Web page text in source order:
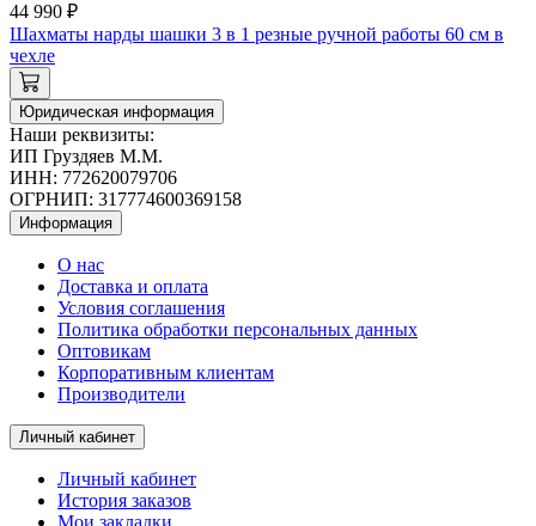
44 990 ₽
Шахматы нарды шашки 3 в 1 резные ручной работы 60 см в
чехле
Юридическая информация
Наши реквизиты:
ИП Груздяев М.М.
ИНН: 772620079706
ОГРНИП: 317774600369158
Информация
О нас
Доставка и оплата
Условия соглашения
Политика обработки персональных данных
Оптовикам
Корпоративным клиентам
Производители
Личный кабинет
Личный кабинет
История заказов
Мои закладки